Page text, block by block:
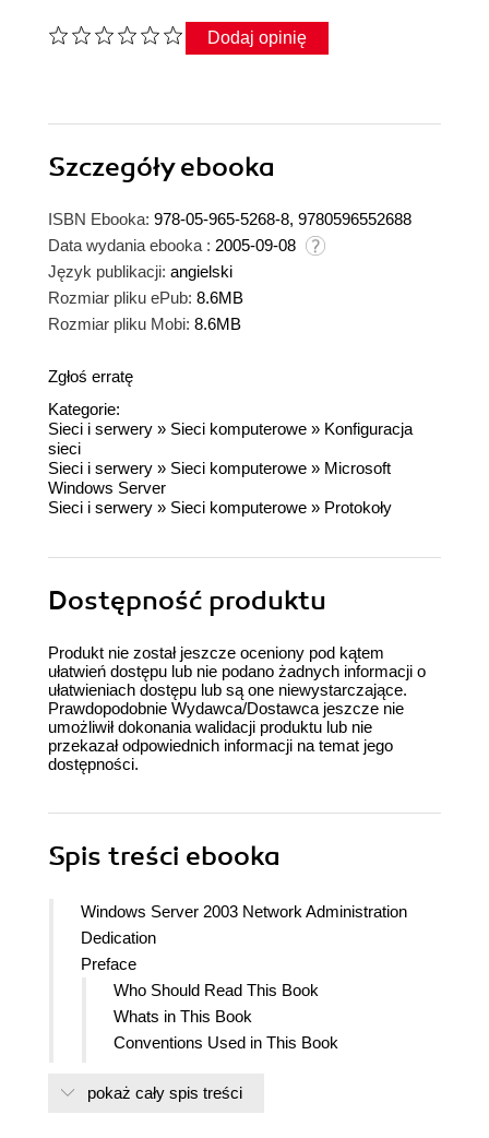
Dodaj opinię
Szczegółyebooka
ISBN Ebooka: 978-05-965-5268-8, 9780596552688
Data wydania ebooka : 2005-09-08
Język publikacji: angielski
Rozmiar pliku ePub: 8.6MB
Rozmiar pliku Mobi: 8.6MB
Zgłoś erratę
Kategorie:
Sieci i serwery » Sieci komputerowe » Konfiguracja
sieci
Sieci i serwery » Sieci komputerowe » Microsoft
Windows Server
Sieci i serwery » Sieci komputerowe » Protokoły
Dostępność produktu
Produkt nie został jeszcze oceniony pod kątem
ułatwień dostępu lub nie podano żadnych informacji o
ułatwieniach dostępu lub są one niewystarczające.
Prawdopodobnie Wydawca/Dostawca jeszcze nie
umożliwił dokonania walidacji produktu lub nie
przekazał odpowiednich informacji na temat jego
dostępności.
Spis treści ebooka
Windows Server 2003 Network Administration
Dedication
Preface
Who Should Read This Book
Whats in This Book
Conventions Used in This Book
Wed Like to Hear from You
pokaż cały spis treści